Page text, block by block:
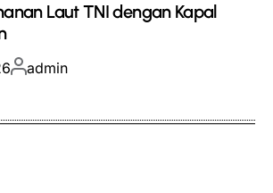
Laut TNI dengan Kapal
Posted
admin